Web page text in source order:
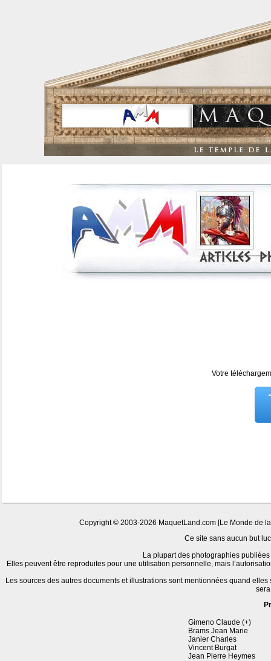
Votre
Copyright © 2003-2026 MaquetLand.com [Le Monde de
Ce site sans aucun but
La plupart des photographies
Elles peuvent être reproduites pour une utilisation personnelle, mais
Les sources des autres documents et illustrations sont mentionnées quand
Gimeno Claude (+)
Brams Jean Marie
Janier Charles
Vincent Burgat
Jean Pierre Heymes